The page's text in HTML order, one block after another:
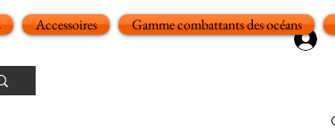
Accessoires Gamme combattants des océans